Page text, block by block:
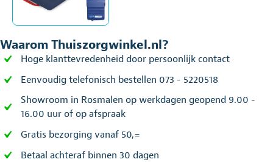
Waarom Thuiszorgwinkel.nl?
Hoge klanttevredenheid door persoonlijk contact
Eenvoudig telefonisch bestellen 073 - 5220518
Showroom in Rosmalen op werkdagen geopend 9.00 -
16.00 uur of op afspraak
Gratis bezorging vanaf 50,=
Betaal achteraf binnen 30 dagen